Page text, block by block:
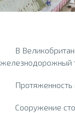
В
железнодорожный
Протяженность
Сооружение